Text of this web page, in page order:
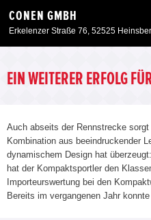
CONEN GMBH
Erkelenzer Straße 76, 52525
Angebote
Service & Zubehör
EIN WEITERER ERFOLG
Auch abseits der Rennstrecke
Kombination aus beeindruckender
dynamischem Design hat
hat der Kompaktsportler den
Importeurswertung bei den
Bereits im vergangenen Jahr